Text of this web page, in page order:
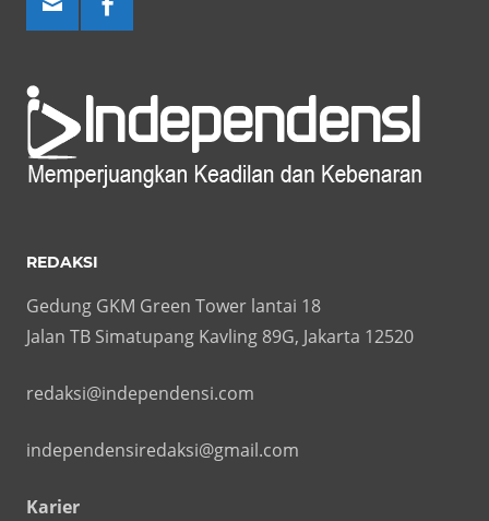
REDAKSI
Gedung GKM Green Tower lantai 18
Jalan TB Simatupang Kavling 89G, Jakarta 12520
redaksi@independensi.com
independensiredaksi@gmail.com
Karier